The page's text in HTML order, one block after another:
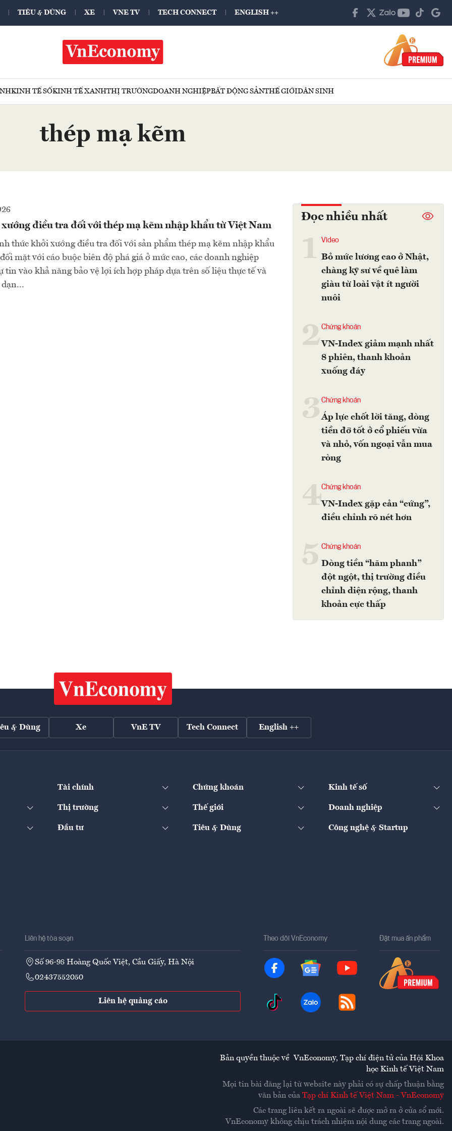
TIÊU & DÙNG XE VNE TV TECH CONNECT ENGLISH ++
KINH TẾ SỐKINH TẾ XANHTHỊ TRƯỜNGDOANH NGHIỆPBẤT ĐỘNG SẢNTHẾ GIỚIDÂN SINH
thép mạ kẽm
điều tra đối với thép mạ kẽm nhập khẩu từ Việt Nam
thức khởi xướng điều tra đối với sản phẩm thép mạ kẽm nhập khẩu
mặt với cáo buộc biên độ phá giá ở mức cao, các doanh nghiệp
tin vào khả năng bảo vệ lợi ích hợp pháp dựa trên số liệu thực tế và
Đọc nhiều nhất
Video
Bỏ mức lương cao ở Nhật,
chàng kỹ sư về quê làm
giàu từ loài vật ít người
nuôi
2Chứng khoán
VN-Index giảm mạnh nhất
8 phiên, thanh khoản
xuống đáy
Chứng khoán
Áp lực chốt lời tăng, dòng
tiền đỡ tốt ở cổ phiếu vừa
và nhỏ, vốn ngoại vẫn mua
ròng
4Chứng khoán
VN-Index gặp cản “cứng”,
điều chỉnh rõ nét hơn
Chứng khoán
Dòng tiền “hãm phanh”
đột ngột, thị trường điều
chỉnh diện rộng, thanh
khoản cực thấp
& Dùng Xe VnE TV Tech Connect English ++
Tài chính Chứng khoán Kinh tế số
Thị trường Thế giới Doanh nghiệp
Đầu tư Tiêu & Dùng Công nghệ & Startup
Liên hệ tòa soạn
Số 96-98 Hoàng Quốc Việt, Cầu Giấy, Hà Nội
02437552050
Liên hệ quảng cáo
Theo dõi VnEconomy Đặt mua ấn phẩm
Bản quyền thuộc về VnEconomy, Tạp chí điện tử của Hội Khoa
học Kinh tế Việt Nam
Mọi tin bài đăng lại từ website này phải có sự chấp thuận bằng
văn bản của Tạp chí Kinh tế Việt Nam - VnEconomy
Các trang liên kết ra ngoài sẽ được mở ra ở cửa sổ mới.
VnEconomy không chịu trách nhiệm nội dung các trang ngoài.